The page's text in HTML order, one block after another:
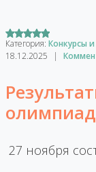
Категория: Конкурсы
18.12.2025
|
27 ноября